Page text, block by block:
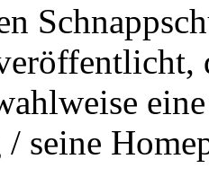
seine